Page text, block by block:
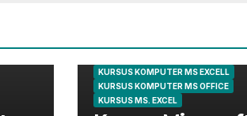
KURSUS KOMPUTER MS EXCELL
KURSUS KOMPUTER MS OFFICE
KURSUS MS. EXCEL